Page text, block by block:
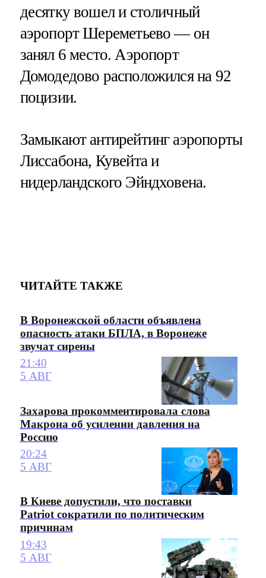
десятку вошел и столичный
аэропорт Шереметьево — он
занял 6 место. Аэропорт
Домодедово расположился на 92
поцизии.
Замыкают антирейтинг аэропорты
Лиссабона, Кувейта и
нидерландского Эйндховена.
ЧИТАЙТЕ ТАКЖЕ
В Воронежской области объявлена
опасность атаки БПЛА, в Воронеже
звучат сирены
21:40
5 АВГ
Захарова прокомментировала слова
Макрона об усилении давления на
Россию
20:24
5 АВГ
В Киеве допустили, что поставки
Patriot сократили по политическим
причинам
19:43
5 АВГ